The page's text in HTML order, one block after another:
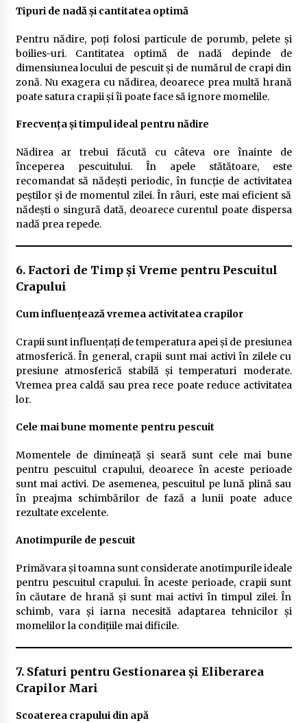
Tipuri de nadă și cantitatea optimă
Pentru nădire, poți folosi particule de porumb, pelete și
boilies-uri. Cantitatea optimă de nadă depinde de
dimensiunea locului de pescuit și de numărul de crapi din
zonă. Nu exagera cu nădirea, deoarece prea multă hrană
poate satura crapii și îi poate face să ignore momelile.
Frecvența și timpul ideal pentru nădire
Nădirea ar trebui făcută cu câteva ore înainte de
începerea pescuitului. În apele stătătoare, este
recomandat să nădești periodic, în funcție de activitatea
peștilor și de momentul zilei. În râuri, este mai eficient să
nădești o singură dată, deoarece curentul poate dispersa
nadă prea repede.
6. Factori de Timp și Vreme pentru Pescuitul
Crapului
Cum influențează vremea activitatea crapilor
Crapii sunt influențați de temperatura apei și de presiunea
atmosferică. În general, crapii sunt mai activi în zilele cu
presiune atmosferică stabilă și temperaturi moderate.
Vremea prea caldă sau prea rece poate reduce activitatea
lor.
Cele mai bune momente pentru pescuit
Momentele de dimineață și seară sunt cele mai bune
pentru pescuitul crapului, deoarece în aceste perioade
sunt mai activi. De asemenea, pescuitul pe lună plină sau
în preajma schimbărilor de fază a lunii poate aduce
rezultate excelente.
Anotimpurile de pescuit
Primăvara și toamna sunt considerate anotimpurile ideale
pentru pescuitul crapului. În aceste perioade, crapii sunt
în căutare de hrană și sunt mai activi în timpul zilei. În
schimb, vara și iarna necesită adaptarea tehnicilor și
momelilor la condițiile mai dificile.
7. Sfaturi pentru Gestionarea și Eliberarea
Crapilor Mari
Scoaterea crapului din apă